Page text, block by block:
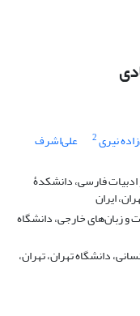
نیری2 علی‌اشرف
فارسی، دانشکدﮤ
ایران
و زبان‌های خارجی، دانشگاه
دانشگاه تهران، تهران،